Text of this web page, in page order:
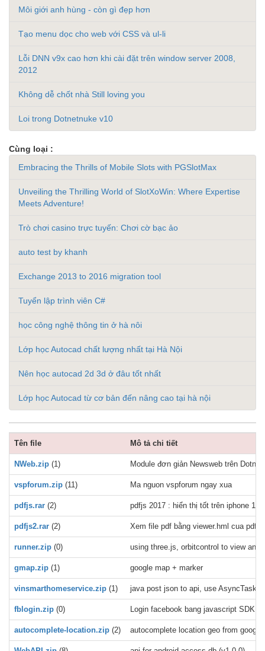
Môi giới anh hùng - còn gì đẹp hơn
Tạo menu dọc cho web với CSS và ul-li
Lỗi DNN v9x cao hơn khi cài đặt trên window server 2008,
2012
Không dễ chốt nhà Still loving you
Loi trong Dotnetnuke v10
Cùng loại :
Embracing the Thrills of Mobile Slots with PGSlotMax
Unveiling the Thrilling World of SlotXoWin: Where Expertise
Meets Adventure!
Trò chơi casino trực tuyến: Chơi cờ bạc ảo
auto test by khanh
Exchange 2013 to 2016 migration tool
Tuyển lập trình viên C#
học công nghệ thông tin ở hà nôi
Lớp học Autocad chất lượng nhất tại Hà Nội
Nên học autocad 2d 3d ở đâu tốt nhất
Lớp học Autocad từ cơ bản đến nâng cao tại hà nội
Tên file Mô tả chi tiết
NWeb.zip (1) Module đơn giản Newsweb trên
vspforum.zip (11) Ma nguon vspforum ngay xua
pdfjs.rar (2) pdfjs 2017 : hiển thị tốt trên iphone
pdfjs2.rar (2) Xem file pdf bằng viewer.hml cua
runner.zip (0) using three.js, orbitcontrol to view an
gmap.zip (1) google map + marker
vinsmarthomeservice.zip (1) java post json to api, use AsyncTask,
fblogin.zip (0) Login facebook bang javascript SDK
autocomplete-location.zip (2) autocomplete location geo from